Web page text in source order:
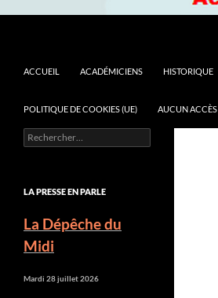
ACCUEIL
ACADÉMICIENS HISTORIQUE
POLITIQUE DE COOKIES (UE) AUCUN ACCÈS
La culture : un loisir
Rechercher :
LA PRESSE EN PARLE
La Dépêche du
Midi
Mardi 28 juillet 2026